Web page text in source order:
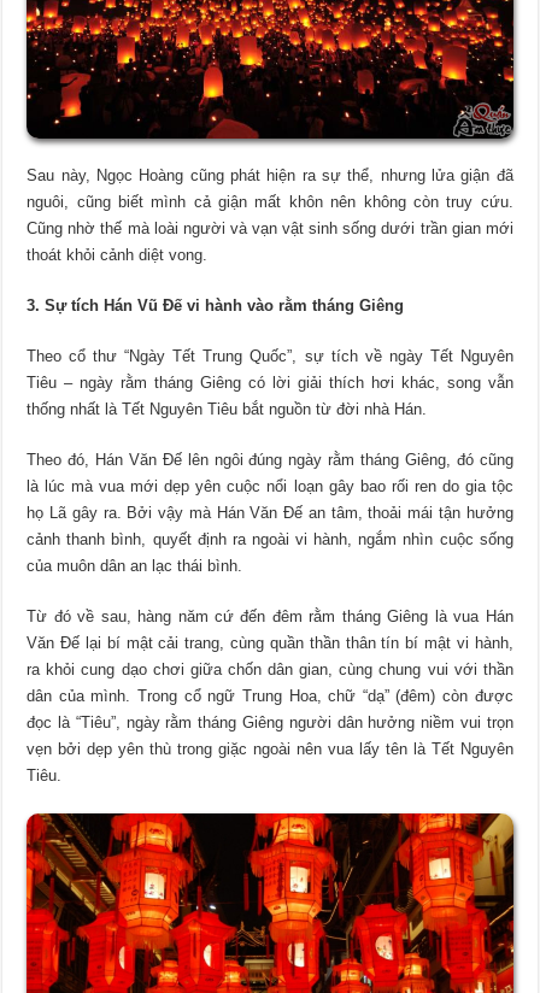
Sau này, Ngọc Hoàng cũng phát hiện ra sự thể, nhưng lửa giận đã
nguôi, cũng biết mình cả giận mất khôn nên không còn truy cứu.
Cũng nhờ thế mà loài người và vạn vật sinh sống dưới trần gian mới
thoát khỏi cảnh diệt vong.
3. Sự tích Hán Vũ Đế vi hành vào rằm tháng Giêng
Theo cổ thư “Ngày Tết Trung Quốc”, sự tích về ngày Tết Nguyên
Tiêu – ngày rằm tháng Giêng có lời giải thích hơi khác, song vẫn
thống nhất là Tết Nguyên Tiêu bắt nguồn từ đời nhà Hán.
Theo đó, Hán Văn Đế lên ngôi đúng ngày rằm tháng Giêng, đó cũng
là lúc mà vua mới dẹp yên cuộc nổi loạn gây bao rối ren do gia tộc
họ Lã gây ra. Bởi vậy mà Hán Văn Đế an tâm, thoải mái tận hưởng
cảnh thanh bình, quyết định ra ngoài vi hành, ngắm nhìn cuộc sống
của muôn dân an lạc thái bình.
Từ đó về sau, hàng năm cứ đến đêm rằm tháng Giêng là vua Hán
Văn Đế lại bí mật cải trang, cùng quần thần thân tín bí mật vi hành,
ra khỏi cung dạo chơi giữa chốn dân gian, cùng chung vui với thần
dân của mình. Trong cổ ngữ Trung Hoa, chữ “dạ” (đêm) còn được
đọc là “Tiêu”, ngày rằm tháng Giêng người dân hưởng niềm vui trọn
vẹn bởi dẹp yên thù trong giặc ngoài nên vua lấy tên là Tết Nguyên
Tiêu.